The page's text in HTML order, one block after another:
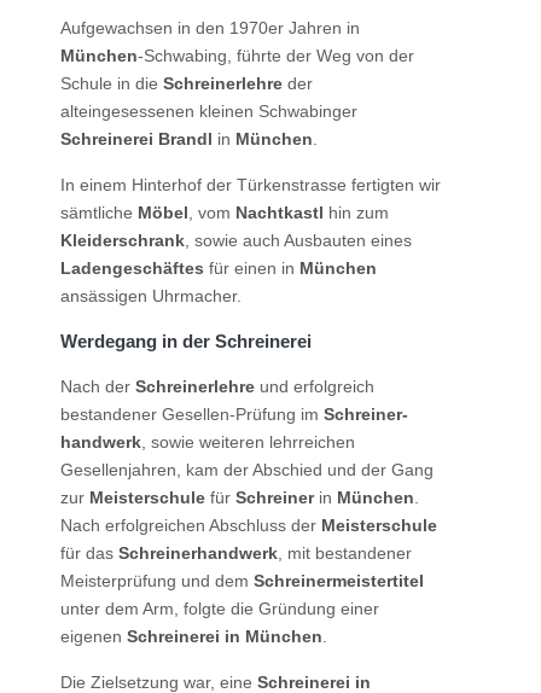
Aufgewachsen in den 1970er Jahren in
München-Schwabing, führte der Weg von der
Schule in die Schreiner­lehre der
alteingesessenen kleinen Schwabinger
Schreiner­ei Brandl in München
In einem Hinterhof der Türkenstrasse fertigten wir
sämtliche Möbel , vom Nachtkastl hin zum
Kleiderschrank , sowie auch Ausbauten eines
Ladengeschäftes für einen in München
ansässigen Uhrmacher.
Werdegang in der Schreinerei
Nach der Schreiner­lehre und erfolgreich
bestandener Gesellen-Prüfung im Schreiner­
handwerk , sowie weiteren lehrreichen
Gesellenjahren, kam der Abschied und der Gang
zur Meister­schule für Schreinerin München
Nach erfolgreichen Abschluss der Meisterschule
für das Schreiner­handwerk , mit bestandener
Meisterprüfung und dem Schreiner­meister­titel
unter dem Arm, folgte die Gründung einer
eigenen Schreiner­ei in München
Die Zielsetzung war, eine Schreiner­ei in